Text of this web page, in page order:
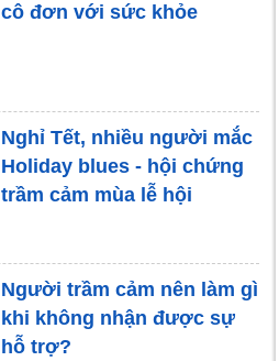
cô đơn với sức khỏe
Nghỉ Tết, nhiều người mắc
Holiday blues - hội chứng
trầm cảm mùa lễ hội
Người trầm cảm nên làm gì
khi không nhận được sự
hỗ trợ?